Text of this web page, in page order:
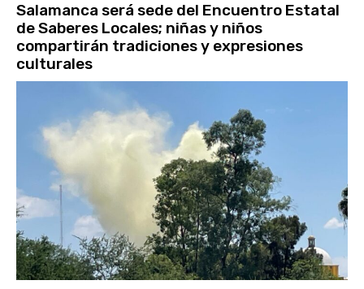
Salamanca será sede del Encuentro Estatal
de Saberes Locales; niñas y niños
compartirán tradiciones y expresiones
culturales